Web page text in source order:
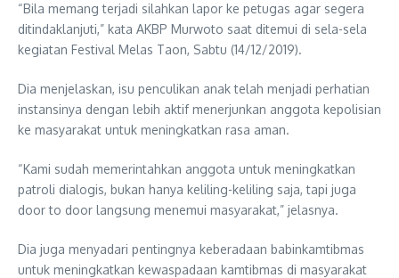
“Bila memang terjadi silahkan lapor ke petugas agar segera
ditindaklanjuti,” kata AKBP Murwoto saat ditemui di sela-sela
kegiatan Festival Melas Taon, Sabtu (14/12/2019).
Dia menjelaskan, isu penculikan anak telah menjadi perhatian
instansinya dengan lebih aktif menerjunkan anggota kepolisian
ke masyarakat untuk meningkatkan rasa aman.
“Kami sudah memerintahkan anggota untuk meningkatkan
patroli dialogis, bukan hanya keliling-keliling saja, tapi juga
door to door langsung menemui masyarakat,” jelasnya.
Dia juga menyadari pentingnya keberadaan babinkamtibmas
untuk meningkatkan kewaspadaan kamtibmas di masyarakat